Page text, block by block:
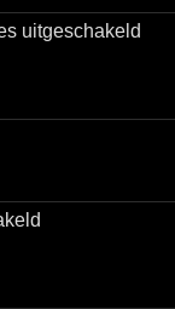
uitgeschakeld